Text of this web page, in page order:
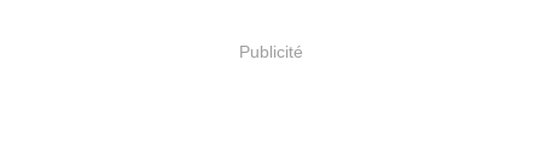
Publicité